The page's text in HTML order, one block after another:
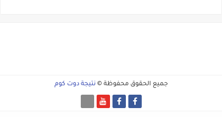
جميع الحقوق محفوظة © نتيجة دوت كوم